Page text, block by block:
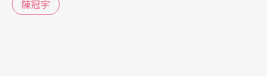
非常大膽的嚐試。
陳冠宇